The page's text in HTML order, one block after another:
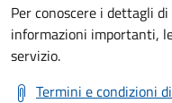
Per conoscere i dettagli
informazioni importanti,
servizio.
Termini e condizioni